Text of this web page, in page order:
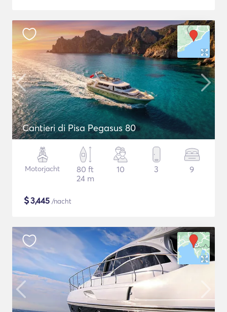
Cantieri di Pisa Pegasus 80
Motorjacht
80 ft
24 m
10 3 9
$3,445 /nacht